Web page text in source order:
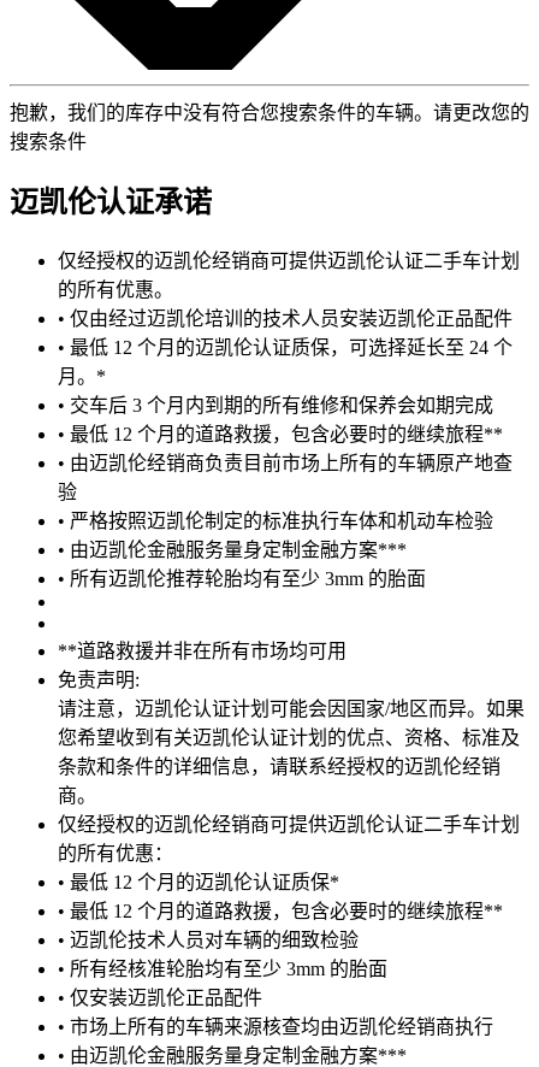
抱歉，我们的库存中没有符合您搜索条件的车辆。请更改您的
搜索条件
迈凯伦认证承诺
仅经授权的迈凯伦经销商可提供迈凯伦认证二手车计划
的所有优惠。
• 仅由经过迈凯伦培训的技术人员安装迈凯伦正品配件
• 最低 12 个月的迈凯伦认证质保，可选择延长至 24 个
月。*
• 交车后 3 个月内到期的所有维修和保养会如期完成
• 最低 12 个月的道路救援，包含必要时的继续旅程**
• 由迈凯伦经销商负责目前市场上所有的车辆原产地查
验
• 严格按照迈凯伦制定的标准执行车体和机动车检验
• 由迈凯伦金融服务量身定制金融方案***
• 所有迈凯伦推荐轮胎均有至少 3mm 的胎面
**道路救援并非在所有市场均可用
免责声明:
请注意，迈凯伦认证计划可能会因国家/地区而异。如果
您希望收到有关迈凯伦认证计划的优点、资格、标准及
条款和条件的详细信息，请联系经授权的迈凯伦经销
商。
仅经授权的迈凯伦经销商可提供迈凯伦认证二手车计划
的所有优惠：
• 最低 12 个月的迈凯伦认证质保*
• 最低 12 个月的道路救援，包含必要时的继续旅程**
• 迈凯伦技术人员对车辆的细致检验
• 所有经核准轮胎均有至少 3mm 的胎面
• 仅安装迈凯伦正品配件
• 市场上所有的车辆来源核查均由迈凯伦经销商执行
• 由迈凯伦金融服务量身定制金融方案***